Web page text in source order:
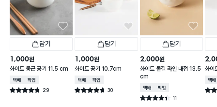
담기
1,000원
화이트 둥근 공기 11.5 cm
택배배송매장픽업
별점 4.7점 29
건 작성
담기
1,000원
화이트 공기 10.7cm
택배배송매장픽업
별점 4.7점 30
건 작성
담기
2,000원
화이트 물결 라인 대접 13.5
cm
택배배송매장픽업
별점 4.4점 11
건 작성
화이
택배
별점